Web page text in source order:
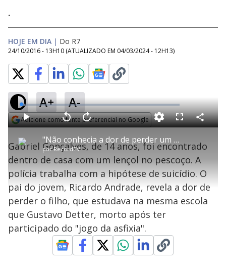
.
HOJE EM DIA | Do R7
24/10/2016 - 13H10 (ATUALIZADO EM 04/03/2024 - 12H13)
A+ A-
Adicione como fonte preferencial no Google
P
l
a
y
"Não conhecia a dor de perder um filho", diz pai de jovem que se matou
porRecordTV
P V
t
a
r
0
e
g
s
A
n
ç
a
1
s
e
u
n
o
s
L
o
a
d
e
:
2
.
2
2
%
F
s
e
n
C
o
a
r
i
l
h
a
Gabriel Gonçalves, de 14 anos, foi encontrado
dentro de casa com um lençol no pescoço. A
polícia trabalha com a hipótese de suicídio. O
pai do jovem, Ricardo Andrade, revela a dor de
perder o filho, que estudava na mesma escola
que Gustavo Detter, morto após ter
participado do "jogo da asfixia".